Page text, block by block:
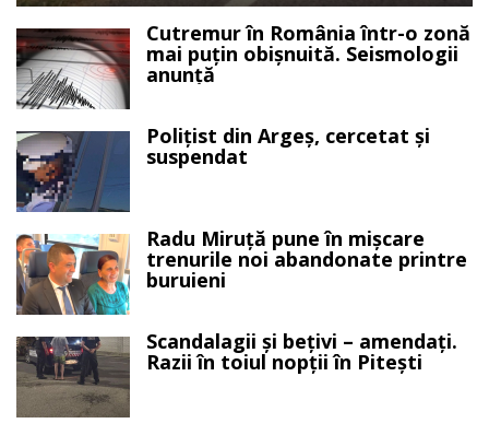
Cutremur în România într-o zonă
mai puțin obișnuită. Seismologii
anunță
Polițist din Argeș, cercetat și
suspendat
Radu Miruță pune în mișcare
trenurile noi abandonate printre
buruieni
Scandalagii și bețivi – amendați.
Razii în toiul nopții în Pitești